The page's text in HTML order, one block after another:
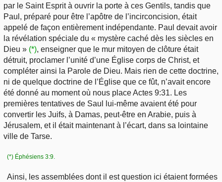
par le Saint Esprit à ouvrir la porte à ces Gentils, tandis que
Paul, préparé pour être l’apôtre de l’incirconcision, était
appelé de façon entièrement indépendante. Paul devait avoir
la révélation spéciale du « mystère caché dès les siècles en
Dieu » (*), enseigner que le mur mitoyen de clôture était
détruit, proclamer l’unité d’une Église corps de Christ, et
compléter ainsi la Parole de Dieu. Mais rien de cette doctrine,
ni de quelque doctrine de l’Église que ce fût, n’avait encore
été donné au moment où nous place Actes 9:31. Les
premières tentatives de Saul lui-même avaient été pour
convertir les Juifs, à Damas, peut-être en Arabie, puis à
Jérusalem, et il était maintenant à l’écart, dans sa lointaine
ville de Tarse.
(*) Éphésiens 3:9.
Ainsi, les assemblées dont il est question ici étaient formées